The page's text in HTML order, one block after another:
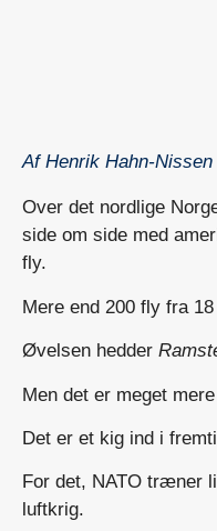
AfHenrik Hahn-Nissen
Over det nordlige
side om side med
fly.
Mere end 200 fly fra
Øvelsen hedder
Men det er meget
Det er et kig ind i
For det, NATO træner
luftkrig.